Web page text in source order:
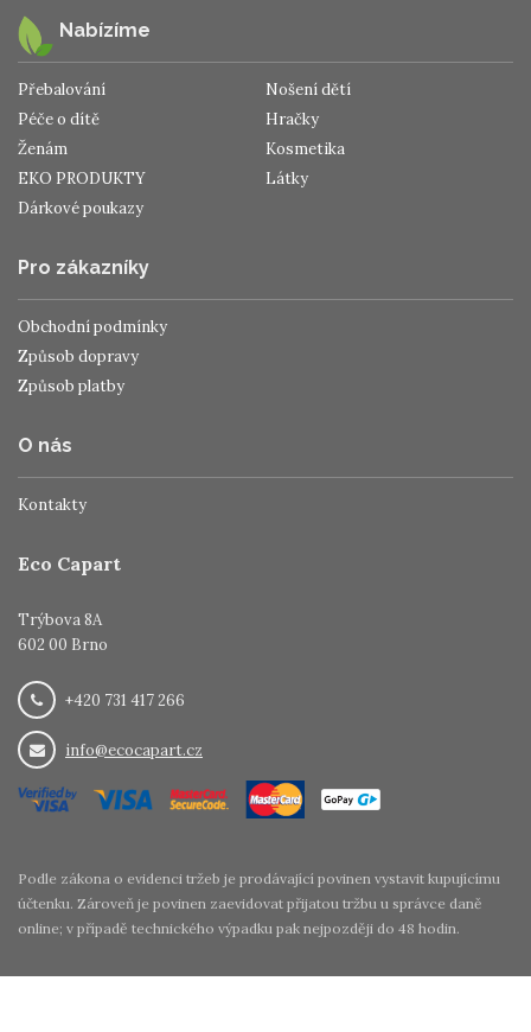
Nabízíme
Přebalování
Nošení dětí
Péče o dítě
Hračky
Ženám
Kosmetika
EKO PRODUKTY
Látky
Dárkové poukazy
Pro zákazníky
Obchodní podmínky
Způsob dopravy
Způsob platby
O nás
Kontakty
Eco Capart
Trýbova 8A
602 00 Brno
+420 731 417 266
info@ecocapart.cz
Podle zákona o evidenci tržeb je prodávající povinen vystavit kupujícímu
účtenku. Zároveň je povinen zaevidovat přijatou tržbu u správce daně
online; v případě technického výpadku pak nejpozději do 48 hodin.